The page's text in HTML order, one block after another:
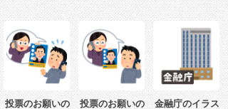
投票のお願いの
投票のお願いの
金融庁のイラス